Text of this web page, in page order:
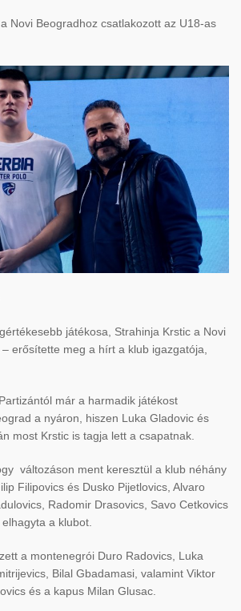
Novi Beogradhoz csatlakozott az U18-as
játékosa, Strahinja Krstic a Novi
erősítette meg a hírt a klub igazgatója,
már a harmadik játékost
a nyáron, hiszen Luka Gladovic és
most Krstic is tagja lett a csapatnak.
változáson ment keresztül a klub néhány
Filipovics és Dusko Pijetlovics, Alvaro
Radomir Drasovics, Savo Cetkovics
a klubot.
a montenegrói Duro Radovics, Luka
Bilal Gbadamasi, valamint Viktor
és a kapus Milan Glusac.